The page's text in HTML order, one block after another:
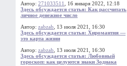
Автор: 271033511
, 16 января 2022, 12:18
Здесь обсуждается статья: Как рассчитать
личное денежное число
Автор: zabzab , 13 июля 2021, 16:30
Здесь обсуждается статья: Хиромантия —
это карта жизни
Автор: zabzab , 13 июля 2021, 16:30
Здесь обсуждается статья: Любовный
гороскоп: как целуются знаки Зодиака